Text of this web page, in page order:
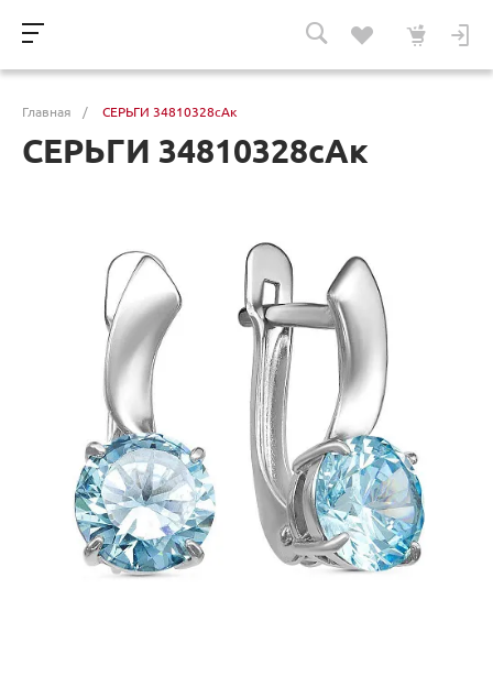
Главная / СЕРЬГИ 34810328сАк
СЕРЬГИ 34810328сАк